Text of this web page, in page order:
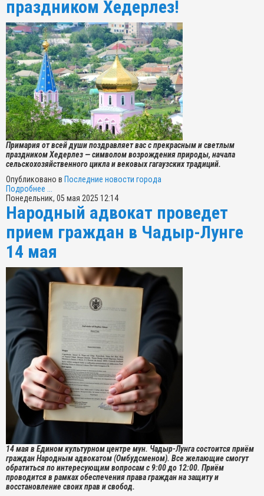
праздником Хедерлез!
Примария от всей души поздравляет вас с прекрасным и светлым
праздником Хедерлез — символом возрождения природы, начала
сельскохозяйственного цикла и вековых гагаузских традиций.
Опубликовано в Последние новости города
Подробнее ...
Понедельник, 05 мая 2025 12:14
Народный адвокат проведет
прием граждан в Чадыр-Лунге
14 мая
14 мая в Едином культурном центре мун. Чадыр-Лунга состоится приём
граждан Народным адвокатом (Омбудсменом). Все желающие смогут
обратиться по интересующим вопросам с 9:00 до 12:00. Приём
проводится в рамках обеспечения права граждан на защиту и
восстановление своих прав и свобод.